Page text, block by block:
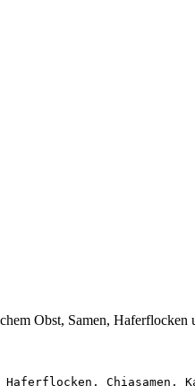
Obst, Samen,
Chiasamen,